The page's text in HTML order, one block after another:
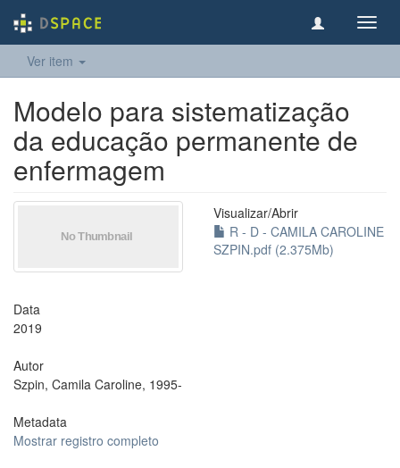
Ver item
Modelo para sistematização
da educação permanente de
enfermagem
Visualizar/Abrir
R - D - CAMILA CAROLINE
SZPIN.pdf (2.375Mb)
Data
2019
Autor
Szpin, Camila Caroline, 1995-
Metadata
Mostrar registro completo